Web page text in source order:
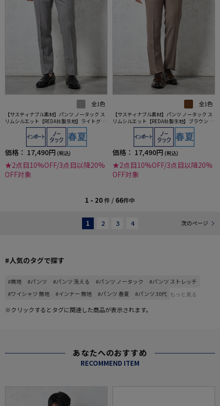
全1色
【サスティナブル素材】パンツ ノータック ス
リムシルエット【REDA社製生地】ライトグレ
ー 無地 STOVEL&MASON
価格： 17,490円 (税込)
★2点目10%OFF/3点目以降20%
OFF対象
全1色
【サスティナブル素材】パンツ ノータック ス
リムシルエット【REDA社製生地】ブラウン 無
地 STOVEL&MASON
価格： 17,490円 (税込)
★2点目10%OFF/3点目以降20%
OFF対象
1 - 20件 / 66件中
1 2 3 4 次のページ
#人気のタグで探す
#無地 #パンツ #パンツ 洗える #パンツ ノータック
#パンツ ストレッチ
#ワイシャツ 無地
#インナー 無地 #パンツ 春夏 #パンツ 30代 もっと見る
※クリックするとタグに関連した商品が表示されます。
あなたへのおすすめ
RECOMMEND ITEM